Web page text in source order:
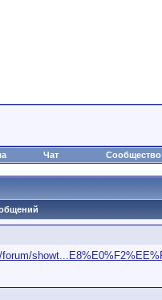
Чат Сообщество
forum/